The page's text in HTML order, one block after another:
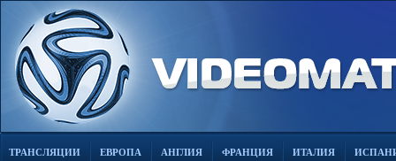
ТРАНСЛЯЦИИ ЕВРОПА АНГЛИЯ ФРАНЦИЯ ИТАЛИЯ